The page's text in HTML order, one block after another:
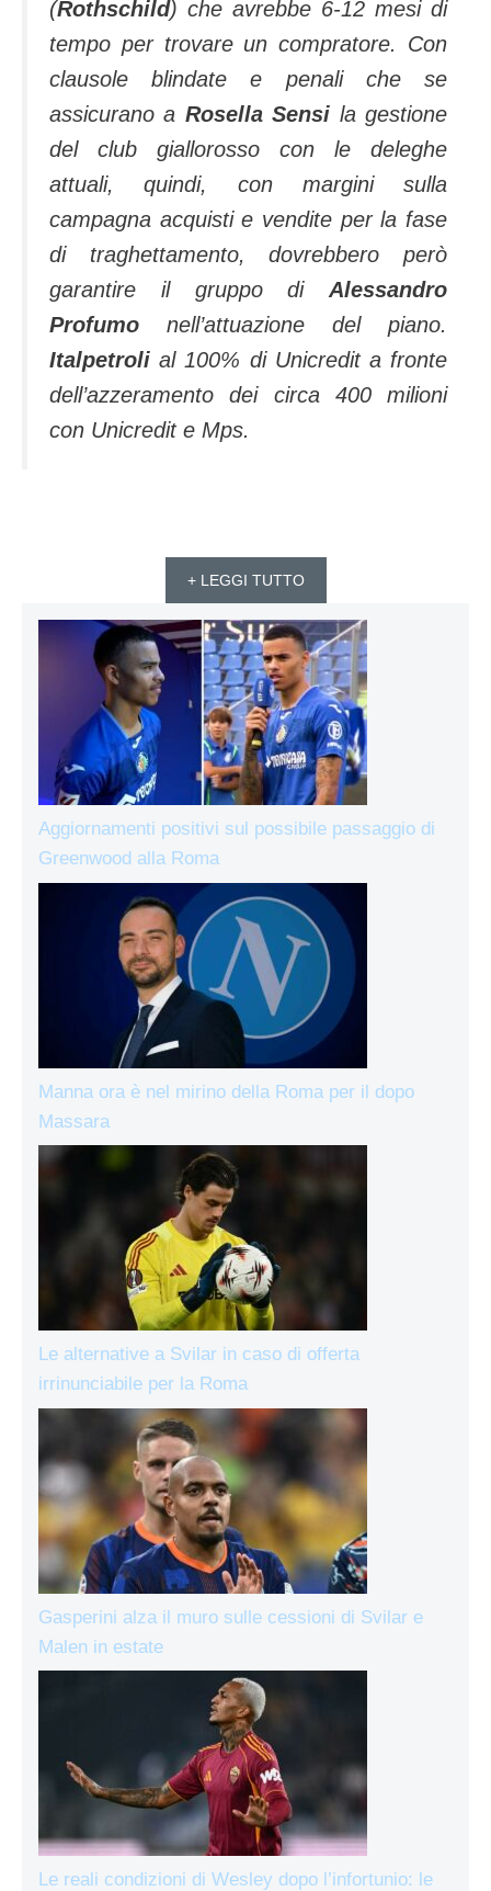
(Rothschild) che avrebbe 6-12 mesi di
tempo per trovare un compratore. Con
clausole blindate e penali che se
assicurano a Rosella Sensi la gestione
del club giallorosso con le deleghe
attuali, quindi, con margini sulla
campagna acquisti e vendite per la fase
di traghettamento, dovrebbero però
garantire il gruppo di Alessandro
Profumo nell’attuazione del piano.
Italpetroli al 100% di Unicredit a fronte
dell’azzeramento dei circa 400 milioni
con Unicredit e Mps.
+ LEGGI TUTTO
Aggiornamenti positivi sul possibile passaggio di
Greenwood alla Roma
Manna ora è nel mirino della Roma per il dopo
Massara
Le alternative a Svilar in caso di offerta
irrinunciabile per la Roma
Gasperini alza il muro sulle cessioni di Svilar e
Malen in estate
Le reali condizioni di Wesley dopo l’infortunio: le